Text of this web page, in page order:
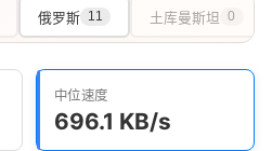
俄罗斯 11 土库曼斯坦 0
中位速度
696.1 KB/s